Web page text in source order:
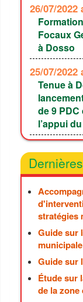
26/07/2022
Focaux
à Dosso
25/07/2022
Tenue à
de 9
l’appui
stratégies
Guide sur
municipale
Guide sur
Étude sur
de la zone